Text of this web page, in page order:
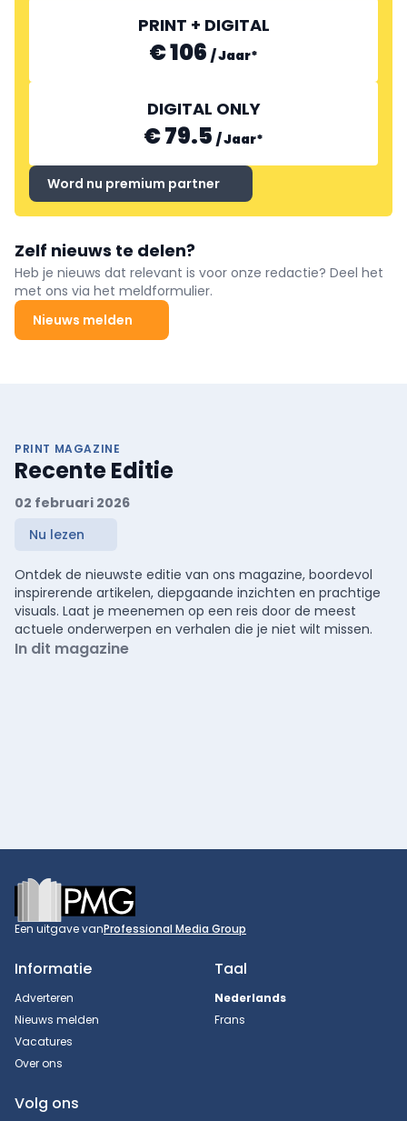
PRINT + DIGITAL
€ 106 /Jaar*
DIGITAL ONLY
€ 79.5 /Jaar*
Word nu premium partner
Zelf nieuws te delen?
Heb je nieuws dat relevant is voor onze redactie? Deel het
met ons via het meldformulier.
Nieuws melden
PRINT MAGAZINE
Recente Editie
02 februari 2026
Nu lezen
Ontdek de nieuwste editie van ons magazine, boordevol
inspirerende artikelen, diepgaande inzichten en prachtige
visuals. Laat je meenemen op een reis door de meest
actuele onderwerpen en verhalen die je niet wilt missen.
In dit magazine
Footer
Een uitgave vanProfessional Media Group
Informatie
Adverteren
Nieuws melden
Vacatures
Over ons
Taal
Nederlands
Frans
Volg ons